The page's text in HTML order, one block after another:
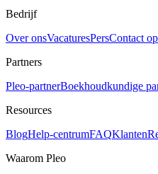
Bedrijf
Over onsVacaturesPersContact
Partners
Pleo-partnerBoekhoudkundige
Resources
BlogHelp-centrumFAQKlanten
Waarom Pleo